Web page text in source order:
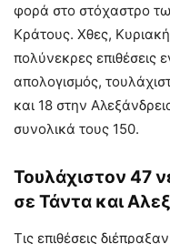
φορά στο στόχαστρο
Κράτους. Χθες,
πολύνεκρες επιθέσεις
απολογισμός,
και 18 στην
συνολικά τους 150.
Τουλάχιστον 47
σε Τάντα και
Τις επιθέσεις